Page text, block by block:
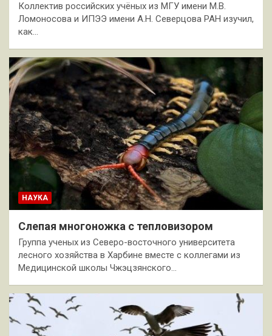
Коллектив российских учёных из МГУ имени М.В.
Ломоносова и ИПЭЭ имени А.Н. Северцова РАН изучил,
как…
НАУКА
Слепая многоножка с тепловизором
Группа ученых из Северо-восточного университета
лесного хозяйства в Харбине вместе с коллегами из
Медицинской школы Чжэцзянского…